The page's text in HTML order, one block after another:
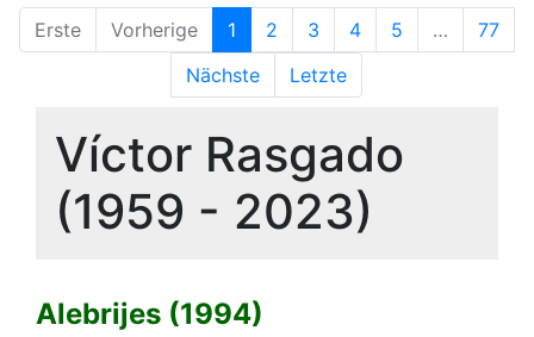
Erste
Vorherige 1 2 3 4 5 …
77
Nächste
Letzte
Víctor Rasgado
(1959 - 2023)
Alebrijes (1994)